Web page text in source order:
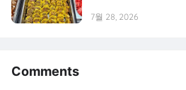
7월 28, 2026
Comments